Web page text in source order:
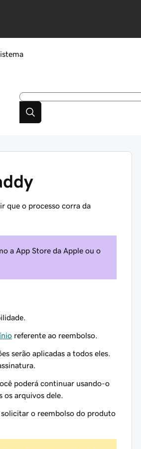
que o processo corra da
a App Store da Apple ou o
referente ao reembolso.
serão aplicadas a todos eles.
poderá continuar usando-o
arquivos dele.
solicitar o reembolso do produto